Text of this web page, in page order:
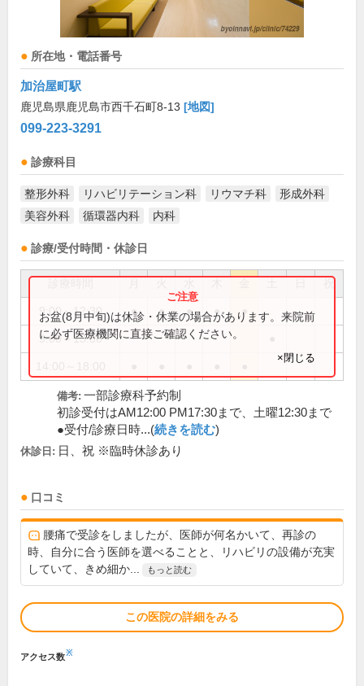
所在地・電話番号
加治屋町駅
鹿児島県鹿児島市西千石町8-13 [地図]
099-223-3291
診療科目
整形外科 リハビリテーション科 リウマチ科
形成外科
美容外科
循環器内科 内科
診療/受付時間・休診日
祝
9:00～12:30 ● ● ● ● ●
9:00～13:00
お盆(8月中旬)は休診・休業の場合があります。来院前
に必ず医療機関に直接ご確認ください。
×閉じる
備考: 一部診療科予約制
初診受付はAM12:00 PM17:30まで、土曜12:30まで
●受付/診療日時...(続きを読む)
休診日: 日、祝 ※臨時休診あり
口コミ
腰痛で受診をしましたが、医師が何名かいて、再診の
時、自分に合う医師を選べることと、リハビリの設備が充実
していて、きめ細か...
もっと読む
この医院の詳細をみる
アクセス数※